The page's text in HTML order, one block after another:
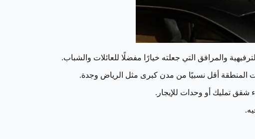
والمرافق التي جعلته خيارًا مفضلًا للعائلات والشباب.
المنطقة أقل نسبيًا من مدن كبرى مثل الرياض وجدة.
شقق تمليك أو وحدات للإيجار.